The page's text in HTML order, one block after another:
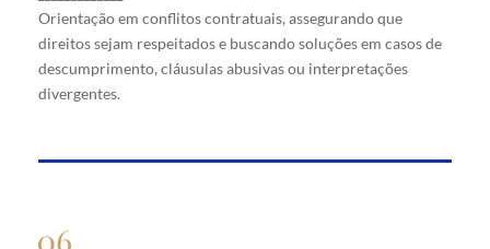
Orientação em conflitos contratuais, assegurando que
direitos sejam respeitados e buscando soluções em casos de
descumprimento, cláusulas abusivas ou interpretações
divergentes.
que direitos sejam respeitados e buscando soluções
em casos de descumprimento, cláusulas abusivas
ou interpretações divergentes.